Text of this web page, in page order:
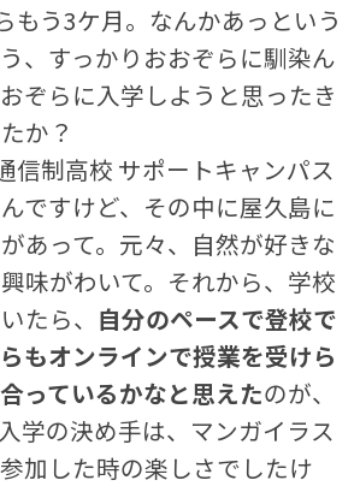
もう3ケ月。なんかあっという
、すっかりおおぞらに馴染ん
ぞらに入学しようと思ったき
か？
信制高校 サポートキャンパス
ですけど、その中に屋久島に
あって。元々、自然が好きな
味がわいて。それから、学校
たら、 自分のペースで登校で
もオンラインで授業を受けら
っているかなと思えたのが、
学の決め手は、マンガイラス
加した時の楽しさでしたけ